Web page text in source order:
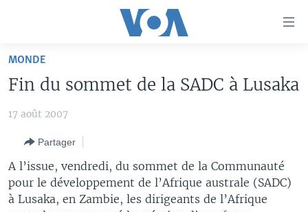
Retour
navigation
Retour
la
ÉTATS-UNIS
MONDE
SPORT
LE MONDE AUJOURD'HUI
VOA60 AFRIQUE
WASHINGTON FORUM
CORRESPONDANT VOA
RADIO
LE MONDE AUJOURD'HUI
À VOTRE AVIS
VOTRE SANTÉ VOTRE AVENIR
AUTRES LANGUES
BAMBARA
FULFULDE
Apprenez L'anglais
MONDE
Fin du sommet de la SADC à Lusaka
17 août 2007
Partager
A l’issue, vendredi, du sommet de la Communauté
pour le développement de l’Afrique australe (SADC)
à Lusaka, en Zambie, les dirigeants de l’Afrique